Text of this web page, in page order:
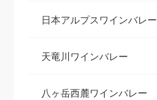
日本アルプスワインバレー
天竜川ワインバレー
八ヶ岳西麓ワインバレー